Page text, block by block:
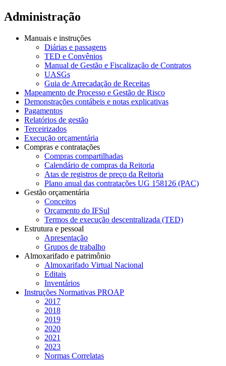
Administração
Manuais e instruções
Diárias e passagens
TED e Convênios
Manual de Gestão e Fiscalização de Contratos
UASGs
Guia de Arrecadação de Receitas
Mapeamento de Processo e Gestão de Risco
Demonstrações contábeis e notas explicativas
Pagamentos
Relatórios de gestão
Terceirizados
Execução orçamentária
Compras e contratações
Compras compartilhadas
Calendário de compras da Reitoria
Atas de registros de preço da Reitoria
Plano anual das contratações UG 158126 (PAC)
Gestão orçamentária
Conceitos
Orçamento do IFSul
Termos de execução descentralizada (TED)
Estrutura e pessoal
Apresentação
Grupos de trabalho
Almoxarifado e patrimônio
Almoxarifado Virtual Nacional
Editais
Inventários
Instruções Normativas PROAP
2017
2018
2019
2020
2021
2023
Normas Correlatas